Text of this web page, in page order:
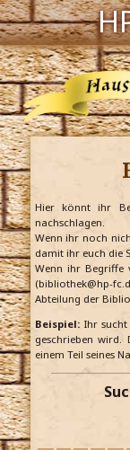
Navigation
Harry
Der
Jetzt
Hier könnt ihr
nachschlagen.
Wenn ihr noch
damit ihr euch die
Wenn ihr Begriffe
(bibliothek@hp-
Abteilung der
Beispiel:Ihr sucht
geschrieben
einem Teil seines